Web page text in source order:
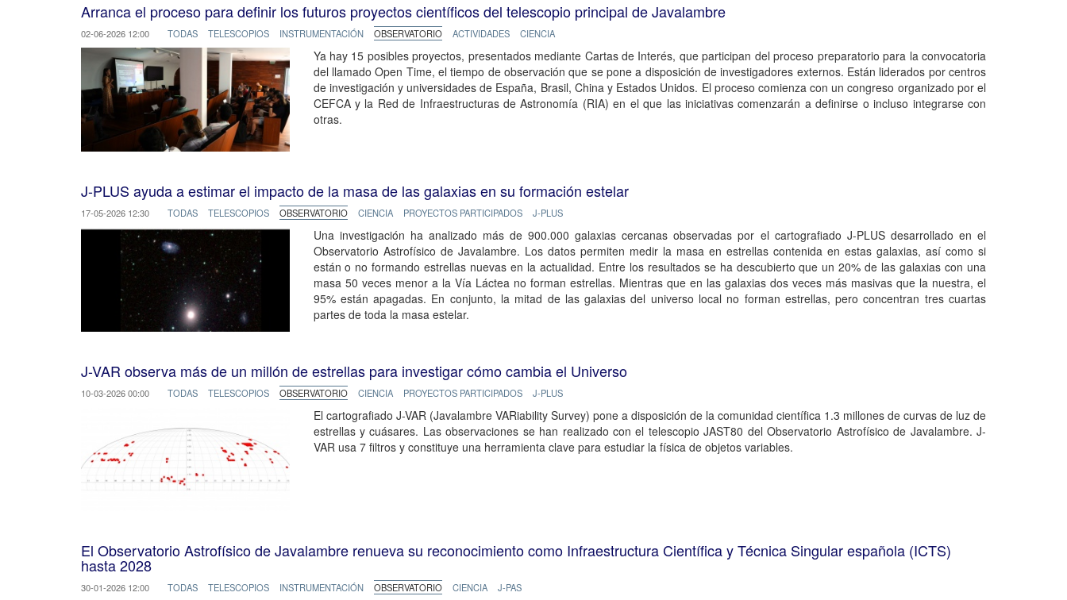
Arranca el proceso para definir los futuros proyectos científicos del telescopio principal de Javalambre
02-06-2026 12:00 TODAS TELESCOPIOS INSTRUMENTACIÓN OBSERVATORIO ACTIVIDADES CIENCIA
Ya hay 15 posibles proyectos, presentados mediante Cartas de Interés, que participan del proceso preparatorio para la convocatoria
del llamado Open Time, el tiempo de observación que se pone a disposición de investigadores externos. Están liderados por centros
de investigación y universidades de España, Brasil, China y Estados Unidos. El proceso comienza con un congreso organizado por el
CEFCA y la Red de Infraestructuras de Astronomía (RIA) en el que las iniciativas comenzarán a definirse o incluso integrarse con
otras.
J-PLUS ayuda a estimar el impacto de la masa de las galaxias en su formación estelar
17-05-2026 12:30 TODAS TELESCOPIOS OBSERVATORIO CIENCIA PROYECTOS PARTICIPADOS J-PLUS
Una investigación ha analizado más de 900.000 galaxias cercanas observadas por el cartografiado J-PLUS desarrollado en el
Observatorio Astrofísico de Javalambre. Los datos permiten medir la masa en estrellas contenida en estas galaxias, así como si
están o no formando estrellas nuevas en la actualidad. Entre los resultados se ha descubierto que un 20% de las galaxias con una
masa 50 veces menor a la Vía Láctea no forman estrellas. Mientras que en las galaxias dos veces más masivas que la nuestra, el
95% están apagadas. En conjunto, la mitad de las galaxias del universo local no forman estrellas, pero concentran tres cuartas
partes de toda la masa estelar.
J-VAR observa más de un millón de estrellas para investigar cómo cambia el Universo
10-03-2026 00:00 TODAS TELESCOPIOS OBSERVATORIO CIENCIA PROYECTOS PARTICIPADOS J-PLUS
El cartografiado J-VAR (Javalambre VARiability Survey) pone a disposición de la comunidad científica 1.3 millones de curvas de luz de
estrellas y cuásares. Las observaciones se han realizado con el telescopio JAST80 del Observatorio Astrofísico de Javalambre. J-
VAR usa 7 filtros y constituye una herramienta clave para estudiar la física de objetos variables.
El Observatorio Astrofísico de Javalambre renueva su reconocimiento como Infraestructura Científica y Técnica Singular española (ICTS)
hasta 2028
30-01-2026 12:00 TODAS TELESCOPIOS INSTRUMENTACIÓN OBSERVATORIO CIENCIA J-PAS